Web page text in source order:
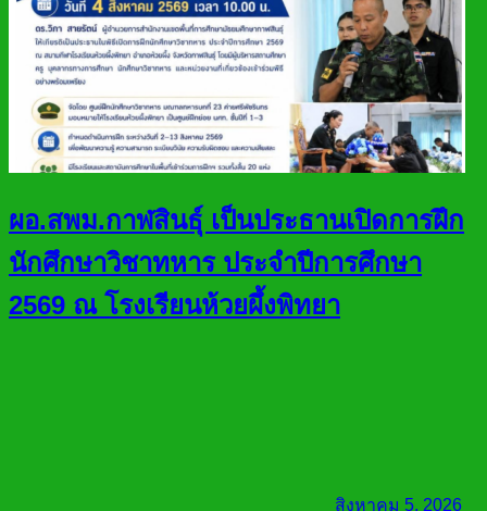
ผอ.สพม.กาฬสินธุ์ เป็นประธานเปิดการฝึก
นักศึกษาวิชาทหาร ประจำปีการศึกษา
2569 ณ โรงเรียนห้วยผึ้งพิทยา
สิงหาคม 5, 2026